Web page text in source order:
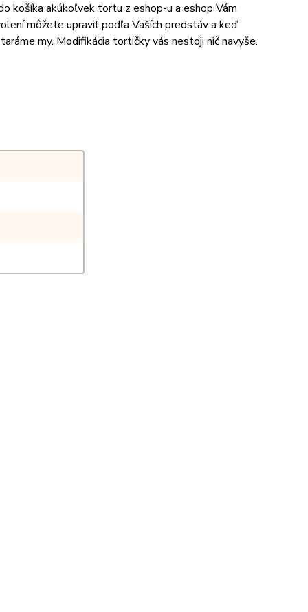
košíka akúkoľvek tortu z eshop-u a eshop Vám
môžete upraviť podľa Vaších predstáv a keď
my. Modifikácia tortičky vás nestoji nič navyše.